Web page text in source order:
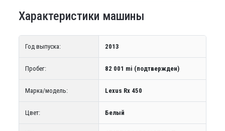
Характеристики машины
Год выпуска: 2013
Пробег: 82 001 mi (подтвержден)
Марка/модель: Lexus Rx 450
Цвет: Белый